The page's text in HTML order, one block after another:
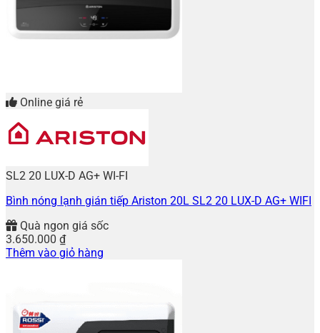
Online giá rẻ
SL2 20 LUX-D AG+ WI-FI
Bình nóng lạnh gián tiếp Ariston 20L SL2 20 LUX-D AG+ WIFI
Quà ngon giá sốc
3.650.000 ₫
Thêm vào giỏ hàng